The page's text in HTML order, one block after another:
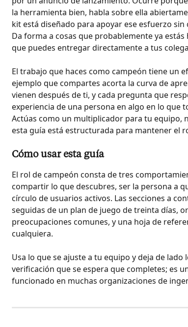
la herramienta bien, habla sobre ella
kit está diseñado para apoyar ese esfuerzo
Da forma a cosas que probablemente ya
que puedes entregar directamente a tus
El trabajo que haces como campeón tiene un
ejemplo que compartes acorta la curva de
vienen después de ti, y cada pregunta que
experiencia de una persona en algo en lo que
Actúas como un multiplicador para tu equipo,
esta guía está estructurada para mantener el
Cómo usar esta guía
El rol de campeón consta de tres
compartir lo que descubres, ser la persona a
círculo de usuarios activos. Las secciones a
seguidas de un plan de juego de treinta días,
preocupaciones comunes, y una hoja de
cualquiera.
Usa lo que se ajuste a tu equipo y deja de
verificación que se espera que completes; es
funcionado en muchas organizaciones de